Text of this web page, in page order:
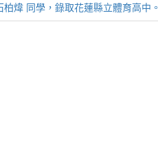
煒 同學，錄取花蓮縣立體育高中。